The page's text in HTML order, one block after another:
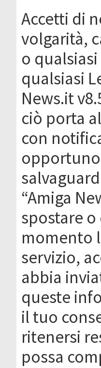
Accetti di
volgarità,
o
qualsiasi
News.it
ciò porta
con
“Amiga
spostare
momento
servizio,
abbia
queste
il tuo
ritenersi
possa